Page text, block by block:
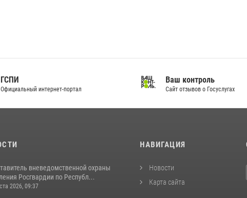
ГСПИ
Официальный интернет-портал
Ваш контроль
Сайт отзывов о Госуслугах
вневедомственной охраны
Росгвардии по Республ...
2026, 09:37
НАВИГАЦИЯ
Новости
Карта сайта